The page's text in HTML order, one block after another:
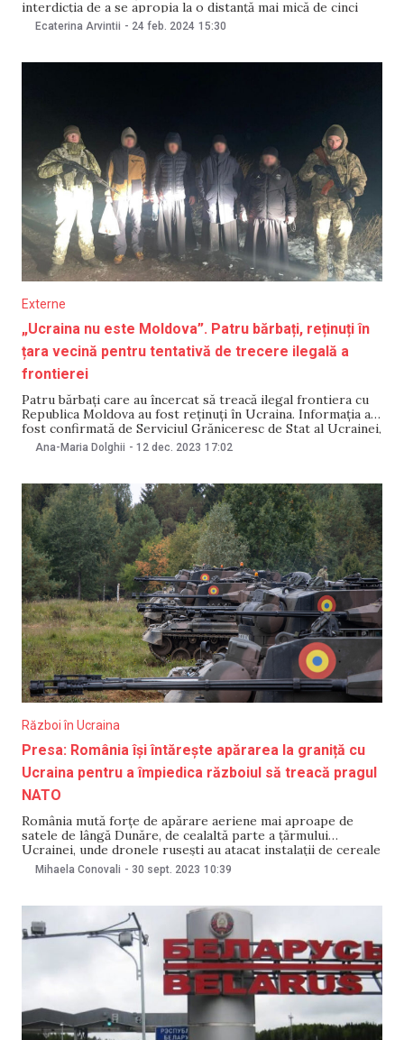
interdicția de a se apropia la o distanță mai mică de cinci
kilometri de frontiera cu Republica Moldova și România,
Ecaterina Arvintii - 24 feb. 2024 15:30
Externe
„Ucraina nu este Moldova”. Patru bărbați, reținuți în
țara vecină pentru tentativă de trecere ilegală a
frontierei
Patru bărbați care au încercat să treacă ilegal frontiera cu
Republica Moldova au fost reținuți în Ucraina. Informația a
fost confirmată de Serviciul Grăniceresc de Stat al Ucrainei,
într-un comunicat din 12 decembrie. Potrivit instituției, unul
dintre cei reținuți este un fost arhipăstor în trezoreria
Ana-Maria Dolghii - 12 dec. 2023 17:02
Război în Ucraina
Presa: România își întărește apărarea la graniță cu
Ucraina pentru a împiedica războiul să treacă pragul
NATO
România mută forțe de apărare aeriene mai aproape de
satele de lângă Dunăre, de cealaltă parte a țărmului
Ucrainei, unde dronele rusești au atacat instalații de cereale
și adaugă noi posturi militare de observație și patrule în
zonă. Precizările au fost făcute pentru Reuters, scrie
Mihaela Conovali - 30 sept. 2023 10:39